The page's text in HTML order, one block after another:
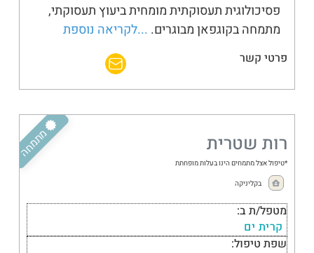
פסיכולוגית תעסוקתית מומחית ביעוץ תעסוקתי,
מתמחה בקוגפאן מבוגרים. ...לקריאה נוספת
פרטי קשר
מתמחה רות שטרית
*טיפול אצל מתמחים הינו בעלות מופחתת
בקליניקה
מטפל/ת ב:
קרית ים
שפת טיפול: